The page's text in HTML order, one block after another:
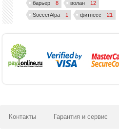
барьер
8 волан
12
SoccerAlpa
1 фитнесс 21
Контакты Гарантия и сервис